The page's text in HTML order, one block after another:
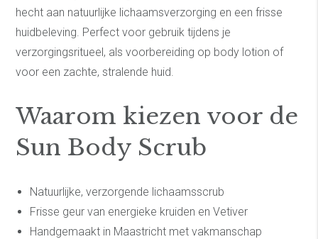
hecht aan natuurlijke lichaamsverzorging en een frisse
huidbeleving. Perfect voor gebruik tijdens je
verzorgingsritueel, als voorbereiding op body lotion of
voor een zachte, stralende huid.
Waarom kiezen voor de
Sun Body Scrub
Natuurlijke, verzorgende lichaamsscrub
Frisse geur van energieke kruiden en Vetiver
Handgemaakt in Maastricht met vakmanschap